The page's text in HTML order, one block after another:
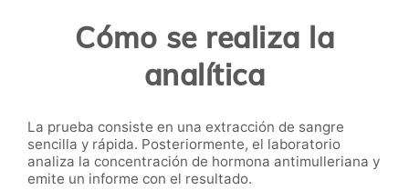
Cómo se realiza la
analítica
La prueba consiste en una extracción de sangre
sencilla y rápida. Posteriormente, el laboratorio
analiza la concentración de hormona antimulleriana y
emite un informe con el resultado.